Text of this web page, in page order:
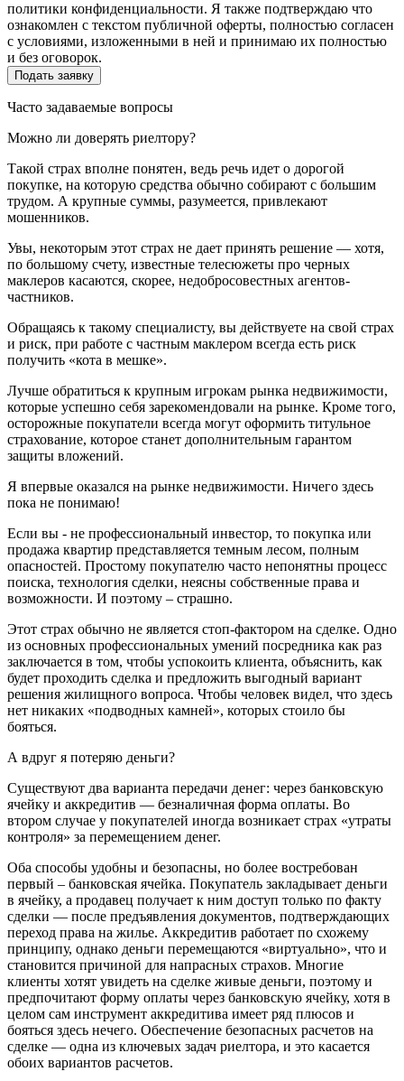
политики конфиденциальности. Я также подтверждаю что
ознакомлен с текстом публичной оферты, полностью согласен
с условиями, изложенными в ней и принимаю их полностью
и без оговорок.
Часто задаваемые вопросы
Можно ли доверять риелтору?
Такой страх вполне понятен, ведь речь идет о дорогой
покупке, на которую средства обычно собирают с большим
трудом. А крупные суммы, разумеется, привлекают
мошенников.
Увы, некоторым этот страх не дает принять решение — хотя,
по большому счету, известные телесюжеты про черных
маклеров касаются, скорее, недобросовестных агентов-
частников.
Обращаясь к такому специалисту, вы действуете на свой страх
и риск, при работе с частным маклером всегда есть риск
получить «кота в мешке».
Лучше обратиться к крупным игрокам рынка недвижимости,
которые успешно себя зарекомендовали на рынке. Кроме того,
осторожные покупатели всегда могут оформить титульное
страхование, которое станет дополнительным гарантом
защиты вложений.
Я впервые оказался на рынке недвижимости. Ничего здесь
пока не понимаю!
Если вы - не профессиональный инвестор, то покупка или
продажа квартир представляется темным лесом, полным
опасностей. Простому покупателю часто непонятны процесс
поиска, технология сделки, неясны собственные права и
возможности. И поэтому – страшно.
Этот страх обычно не является стоп-фактором на сделке. Одно
из основных профессиональных умений посредника как раз
заключается в том, чтобы успокоить клиента, объяснить, как
будет проходить сделка и предложить выгодный вариант
решения жилищного вопроса. Чтобы человек видел, что здесь
нет никаких «подводных камней», которых стоило бы
бояться.
А вдруг я потеряю деньги?
Существуют два варианта передачи денег: через банковскую
ячейку и аккредитив — безналичная форма оплаты. Во
втором случае у покупателей иногда возникает страх «утраты
контроля» за перемещением денег.
Оба способы удобны и безопасны, но более востребован
первый – банковская ячейка. Покупатель закладывает деньги
в ячейку, а продавец получает к ним доступ только по факту
сделки — после предъявления документов, подтверждающих
переход права на жилье. Аккредитив работает по схожему
принципу, однако деньги перемещаются «виртуально», что и
становится причиной для напрасных страхов. Многие
клиенты хотят увидеть на сделке живые деньги, поэтому и
предпочитают форму оплаты через банковскую ячейку, хотя в
целом сам инструмент аккредитива имеет ряд плюсов и
бояться здесь нечего. Обеспечение безопасных расчетов на
сделке — одна из ключевых задач риелтора, и это касается
обоих вариантов расчетов.